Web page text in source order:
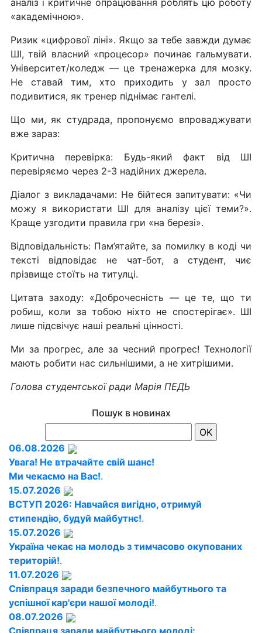
аналіз і критичне опрацювання роблять цю роботу
«академічною».
Ризик «цифрової ліні». Якщо за тебе завжди думає
ШІ, твій власний «процесор» починає гальмувати.
Університет/коледж — це тренажерка для мозку.
Не ставай тим, хто приходить у зал просто
подивитися, як тренер піднімає гантелі.
Що ми, як студрада, пропонуємо впроваджувати
вже зараз:
Критична перевірка: Будь-який факт від ШІ
перевіряємо через 2-3 надійних джерела.
Діалог з викладачами: Не бійтеся запитувати: «Чи
можу я використати ШІ для аналізу цієї теми?».
Краще узгодити правила гри «на березі».
Відповідальність: Пам’ятайте, за помилку в коді чи
тексті відповідає не чат-бот, а студент, чиє
прізвище стоїть на титулці.
Цитата заходу: «Доброчесність — це те, що ти
робиш, коли за тобою ніхто не спостерігає». ШІ
лише підсвічує наші реальні цінності.
Ми за прогрес, але за чесний прогрес! Технології
мають робити нас сильнішими, а не хитрішими.
Голова студентської ради Марія ПЕДЬ
Пошук в новинах
06.08.2026
Увага! Не втрачайте свій шанс!
Ми чекаємо на Вас!.
15.07.2026
ВСТУП 2026: Навчайся вигідно, отримуй
стипендію, будуй майбутнє!.
15.07.2026
Україна чекає на молодь з тимчасово окупованих
територій!.
11.07.2026
Співпраця заради безпечного майбутнього та
успішної кар'єри нашої молоді!.
08.07.2026
Співпраця заради майбутнього молоді: